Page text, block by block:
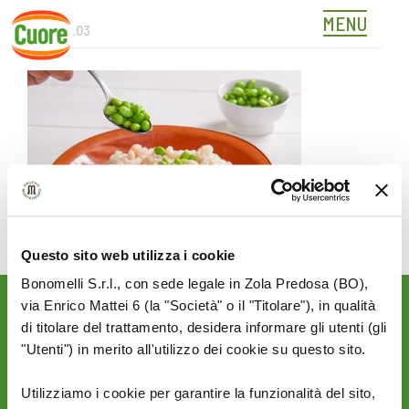
Questo sito web utilizza i cookie
Bonomelli S.r.l., con sede legale in Zola Predosa (BO),
via Enrico Mattei 6 (la "Società" o il "Titolare"), in qualità
di titolare del trattamento, desidera informare gli utenti (gli
"Utenti") in merito all'utilizzo dei cookie su questo sito.
Utilizziamo i cookie per garantire la funzionalità del sito,
Skip
content
MENU
538319_03
Rimani aggiornato sulle
novità del mondo Cuore: